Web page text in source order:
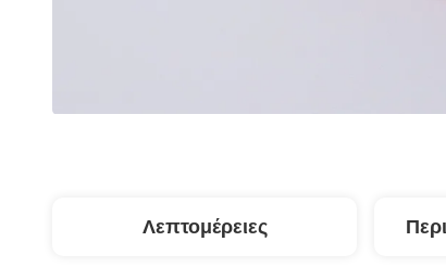
Λεπτομέρειες